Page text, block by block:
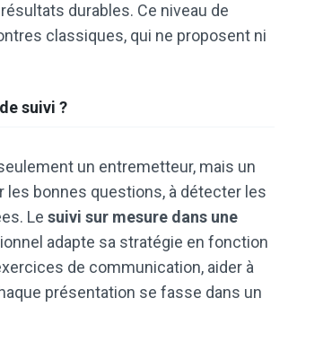
durables. Ce niveau de
classiques, qui ne proposent ni
suivi ?
un entremetteur, mais un
les bonnes questions, à détecter les
Le suivi sur mesure dans une
adapte sa stratégie en fonction
de communication, aider à
présentation se fasse dans un